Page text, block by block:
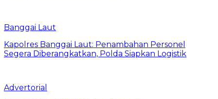
Banggai Laut
Kapolres Banggai Laut: Penambahan Personel
Segera Diberangkatkan, Polda Siapkan Logistik
Advertorial